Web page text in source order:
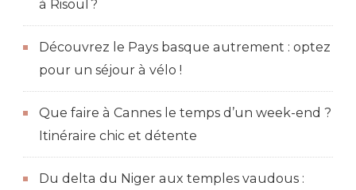
à Risoul ?
Découvrez le Pays basque autrement : optez
pour un séjour à vélo !
Que faire à Cannes le temps d’un week-end ?
Itinéraire chic et détente
Du delta du Niger aux temples vaudous :